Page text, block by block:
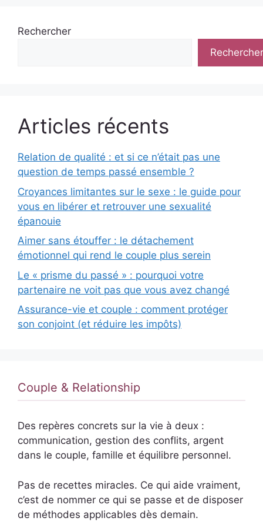
Rechercher
Rechercher
Articles récents
Relation de qualité : et si ce n’était pas une
question de temps passé ensemble ?
Croyances limitantes sur le sexe : le guide pour
vous en libérer et retrouver une sexualité
épanouie
Aimer sans étouffer : le détachement
émotionnel qui rend le couple plus serein
Le « prisme du passé » : pourquoi votre
partenaire ne voit pas que vous avez changé
Assurance-vie et couple : comment protéger
son conjoint (et réduire les impôts)
Couple & Relationship
Des repères concrets sur la vie à deux :
communication, gestion des conflits, argent
dans le couple, famille et équilibre personnel.
Pas de recettes miracles. Ce qui aide vraiment,
c’est de nommer ce qui se passe et de disposer
de méthodes applicables dès demain.